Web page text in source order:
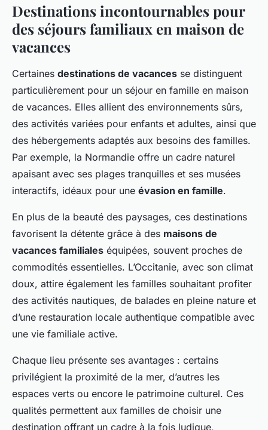
Destinations incontournables pour
des séjours familiaux en maison de
vacances
Certaines destinations de vacances se distinguent
particulièrement pour un séjour en famille en maison
de vacances. Elles allient des environnements sûrs,
des activités variées pour enfants et adultes, ainsi que
des hébergements adaptés aux besoins des familles.
Par exemple, la Normandie offre un cadre naturel
apaisant avec ses plages tranquilles et ses musées
interactifs, idéaux pour une évasion en famille.
En plus de la beauté des paysages, ces destinations
favorisent la détente grâce à des maisons de
vacances familiales équipées, souvent proches de
commodités essentielles. L’Occitanie, avec son climat
doux, attire également les familles souhaitant profiter
des activités nautiques, de balades en pleine nature et
d’une restauration locale authentique compatible avec
une vie familiale active.
Chaque lieu présente ses avantages : certains
privilégient la proximité de la mer, d’autres les
espaces verts ou encore le patrimoine culturel. Ces
qualités permettent aux familles de choisir une
destination offrant un cadre à la fois ludique,